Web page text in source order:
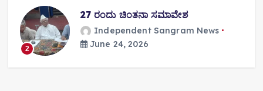
2
27 ರಂದು ಚಿಂತನಾ ಸಮಾವೇಶ
Independent Sangram News
June 24, 2026